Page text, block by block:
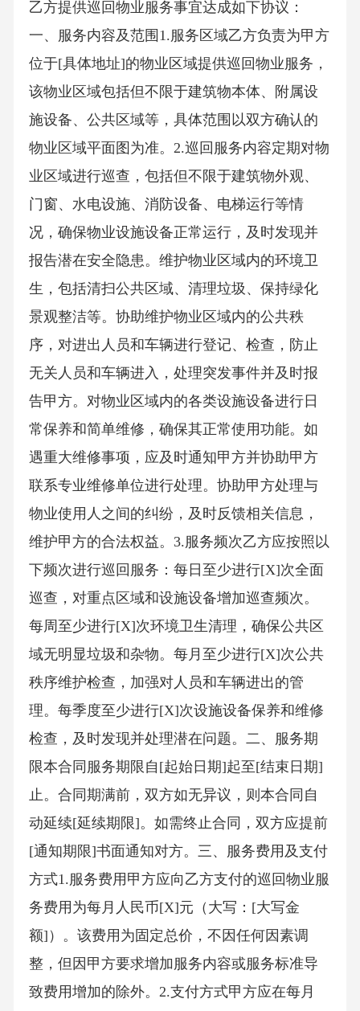
乙方提供巡回物业服务事宜达成如下协议：
一、服务内容及范围1.服务区域乙方负责为甲方
位于[具体地址]的物业区域提供巡回物业服务，
该物业区域包括但不限于建筑物本体、附属设
施设备、公共区域等，具体范围以双方确认的
物业区域平面图为准。2.巡回服务内容定期对物
业区域进行巡查，包括但不限于建筑物外观、
门窗、水电设施、消防设备、电梯运行等情
况，确保物业设施设备正常运行，及时发现并
报告潜在安全隐患。维护物业区域内的环境卫
生，包括清扫公共区域、清理垃圾、保持绿化
景观整洁等。协助维护物业区域内的公共秩
序，对进出人员和车辆进行登记、检查，防止
无关人员和车辆进入，处理突发事件并及时报
告甲方。对物业区域内的各类设施设备进行日
常保养和简单维修，确保其正常使用功能。如
遇重大维修事项，应及时通知甲方并协助甲方
联系专业维修单位进行处理。协助甲方处理与
物业使用人之间的纠纷，及时反馈相关信息，
维护甲方的合法权益。3.服务频次乙方应按照以
下频次进行巡回服务：每日至少进行[X]次全面
巡查，对重点区域和设施设备增加巡查频次。
每周至少进行[X]次环境卫生清理，确保公共区
域无明显垃圾和杂物。每月至少进行[X]次公共
秩序维护检查，加强对人员和车辆进出的管
理。每季度至少进行[X]次设施设备保养和维修
检查，及时发现并处理潜在问题。二、服务期
限本合同服务期限自[起始日期]起至[结束日期]
止。合同期满前，双方如无异议，则本合同自
动延续[延续期限]。如需终止合同，双方应提前
[通知期限]书面通知对方。三、服务费用及支付
方式1.服务费用甲方应向乙方支付的巡回物业服
务费用为每月人民币[X]元（大写：[大写金
额]）。该费用为固定总价，不因任何因素调
整，但因甲方要求增加服务内容或服务标准导
致费用增加的除外。2.支付方式甲方应在每月